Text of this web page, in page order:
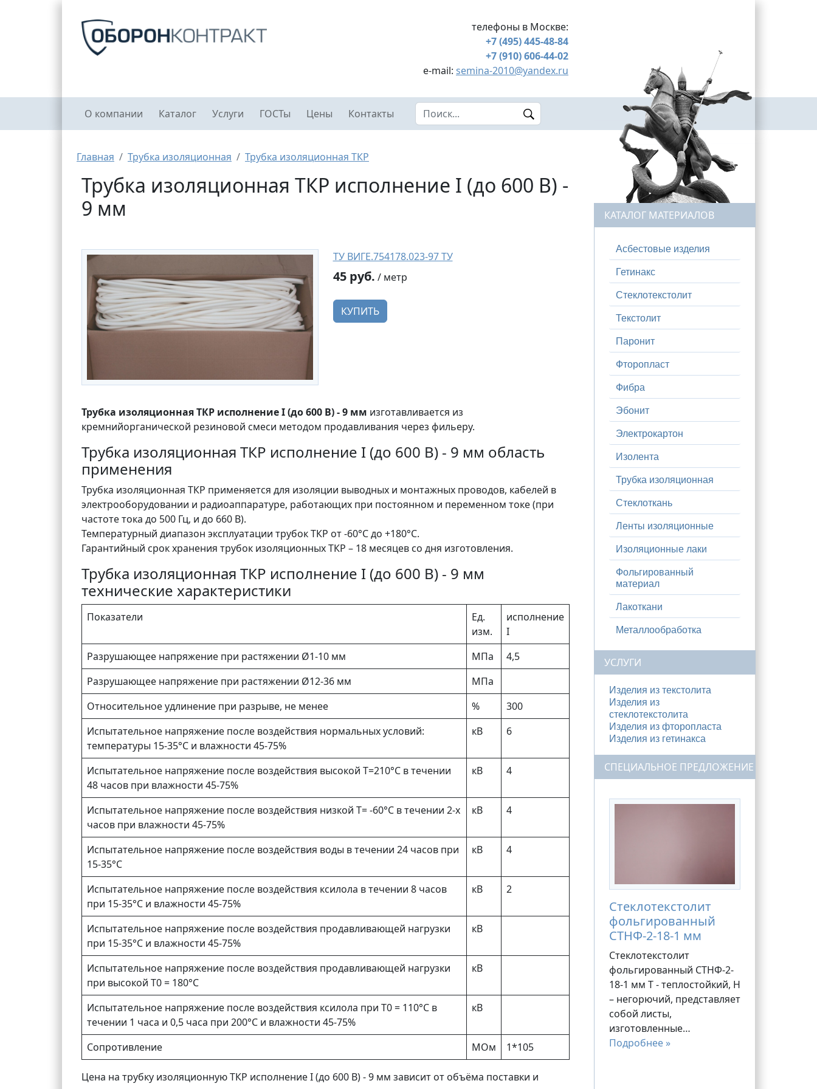
телефоны в Москве:
+7 (495) 445-48-84
+7 (910) 606-44-02
e-mail: semina-2010@yandex.ru
Главное меню
О компании Каталог Услуги ГОСТы Цены Контакты Search this site
Строка навигации
Главная Трубка изоляционная Трубка изоляционная ТКР
Трубка изоляционная ТКР исполнение I (до 600 В) -
9 мм
ТУ ВИГЕ.754178.023-97 ТУ
45 руб. / метр
КУПИТЬ
Трубка изоляционная ТКР исполнение I (до 600 В) - 9 мм изготавливается из
кремнийорганической резиновой смеси методом продавливания через фильеру.
Трубка изоляционная ТКР исполнение I (до 600 В) - 9 мм область
применения
Трубка изоляционная ТКР применяется для изоляции выводных и монтажных проводов, кабелей в
электрооборудовании и радиоаппаратуре, работающих при постоянном и переменном токе (при
частоте тока до 500 Гц, и до 660 В).
Температурный диапазон эксплуатации трубок ТКР от -60°С до +180°С.
Гарантийный срок хранения трубок изоляционных ТКР – 18 месяцев со дня изготовления.
Трубка изоляционная ТКР исполнение I (до 600 В) - 9 мм
технические характеристики
Показатели
Ед.
изм.
исполнение
I
Разрушающее напряжение при растяжении Ø1-10 мм
МПа
4,5
Разрушающее напряжение при растяжении Ø12-36 мм
МПа
Относительное удлинение при разрыве, не менее
%
300
Испытательное напряжение после воздействия нормальных условий:
температуры 15-35°С и влажности 45-75%
кВ 6
Испытательное напряжение после воздействия высокой Т=210°С в течении
48 часов при влажности 45-75%
кВ 4
Испытательное напряжение после воздействия низкой Т= -60°С в течении 2-х
часов при влажности 45-75%
кВ 4
Испытательное напряжение после воздействия воды в течении 24 часов при
15-35°С
кВ 4
Испытательное напряжение после воздействия ксилола в течении 8 часов
при 15-35°С и влажности 45-75%
кВ 2
Испытательное напряжение после воздействия продавливающей нагрузки
при 15-35°С и влажности 45-75%
кВ
Испытательное напряжение после воздействия продавливающей нагрузки
при высокой Т0 = 180°С
кВ
Испытательное напряжение после воздействия ксилола при Т0 = 110°С в
течении 1 часа и 0,5 часа при 200°С и влажности 45-75%
кВ
Сопротивление МОм 1*105
Цена на трубку изоляционную ТКР исполнение I (до 600 В) - 9 мм зависит от объёма поставки и
КАТАЛОГ МАТЕРИАЛОВ
Асбестовые изделия
Гетинакс
Стеклотекстолит
Текстолит
Паронит
Фторопласт
Фибра
Эбонит
Электрокартон
Изолента
Трубка изоляционная
Стеклоткань
Ленты изоляционные
Изоляционные лаки
Фольгированный
материал
Лакоткани
Металлообработка
УСЛУГИ
Изделия из текстолита
Изделия из
стеклотекстолита
Изделия из фторопласта
Изделия из гетинакса
СПЕЦИАЛЬНОЕ ПРЕДЛОЖЕНИЕ
Стеклотекстолит
фольгированный
СТНФ-2-18-1 мм
Стеклотекстолит
фольгированный СТНФ-2-
18-1 мм Т - теплостойкий, Н
– негорючий, представляет
собой листы,
изготовленные…
Подробнее »